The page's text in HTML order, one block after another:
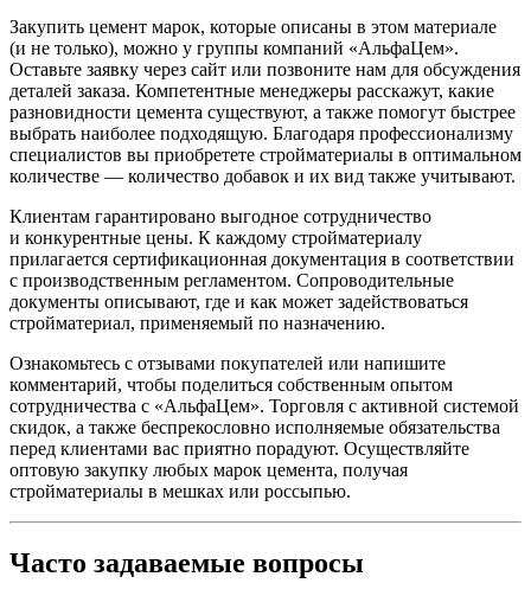
Закупить цемент марок, которые описаны в этом материале
(и не только), можно у группы компаний «АльфаЦем».
Оставьте заявку через сайт или позвоните нам для обсуждения
деталей заказа. Компетентные менеджеры расскажут, какие
разновидности цемента существуют, а также помогут быстрее
выбрать наиболее подходящую. Благодаря профессионализму
специалистов вы приобретете стройматериалы в оптимальном
количестве — количество добавок и их вид также учитывают.
Клиентам гарантировано выгодное сотрудничество
и конкурентные цены. К каждому стройматериалу
прилагается сертификационная документация в соответствии
с производственным регламентом. Сопроводительные
документы описывают, где и как может задействоваться
стройматериал, применяемый по назначению.
Ознакомьтесь с отзывами покупателей или напишите
комментарий, чтобы поделиться собственным опытом
сотрудничества с «АльфаЦем». Торговля с активной системой
скидок, а также беспрекословно исполняемые обязательства
перед клиентами вас приятно порадуют. Осуществляйте
оптовую закупку любых марок цемента, получая
стройматериалы в мешках или россыпью.
Часто задаваемые вопросы